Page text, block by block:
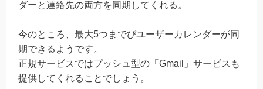
ダーと連絡先の両方を同期してくれる。
今のところ、最大5つまでびユーザーカレンダーが同
期できるようです。
正規サービスではプッシュ型の「Gmail」サービスも
提供してくれることでしょう。